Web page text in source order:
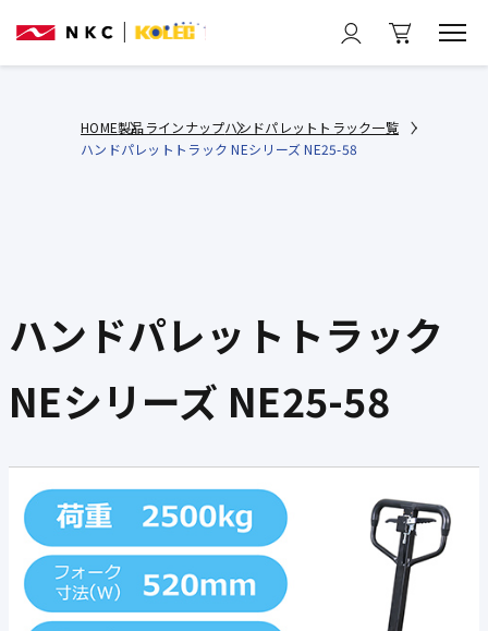
HOME製品ラインナップハンドパレットトラック一覧
ハンドパレットトラック NEシリーズ NE25-58
ハンドパレットトラック
NEシリーズ NE25-58